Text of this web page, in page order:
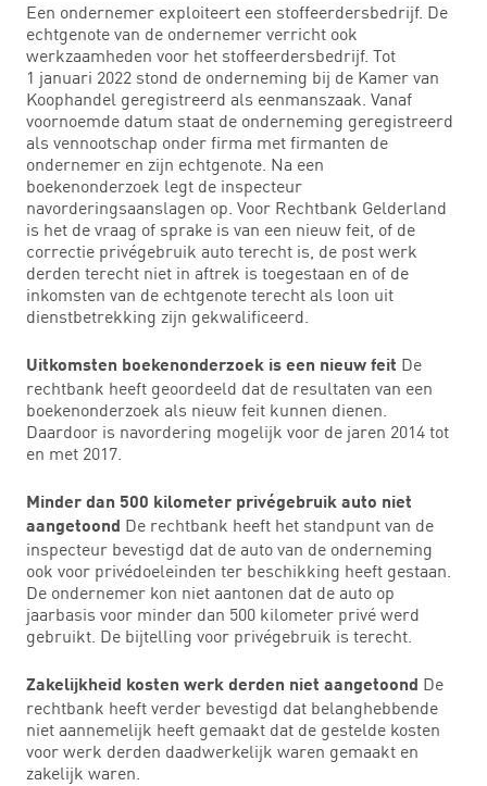
Een ondernemer exploiteert een stoffeerdersbedrijf. De
echtgenote van de ondernemer verricht ook
werkzaamheden voor het stoffeerdersbedrijf. Tot
1 januari 2022 stond de onderneming bij de Kamer van
Koophandel geregistreerd als eenmanszaak. Vanaf
voornoemde datum staat de onderneming geregistreerd
als vennootschap onder firma met firmanten de
ondernemer en zijn echtgenote. Na een
boekenonderzoek legt de inspecteur
navorderingsaanslagen op. Voor Rechtbank Gelderland
is het de vraag of sprake is van een nieuw feit, of de
correctie privégebruik auto terecht is, de post werk
derden terecht niet in aftrek is toegestaan en of de
inkomsten van de echtgenote terecht als loon uit
dienstbetrekking zijn gekwalificeerd.
Uitkomsten boekenonderzoek is een nieuw feit De
rechtbank heeft geoordeeld dat de resultaten van een
boekenonderzoek als nieuw feit kunnen dienen.
Daardoor is navordering mogelijk voor de jaren 2014 tot
en met 2017.
Minder dan 500 kilometer privégebruik auto niet
aangetoond De rechtbank heeft het standpunt van de
inspecteur bevestigd dat de auto van de onderneming
ook voor privédoeleinden ter beschikking heeft gestaan.
De ondernemer kon niet aantonen dat de auto op
jaarbasis voor minder dan 500 kilometer privé werd
gebruikt. De bijtelling voor privégebruik is terecht.
Zakelijkheid kosten werk derden niet aangetoond De
rechtbank heeft verder bevestigd dat belanghebbende
niet aannemelijk heeft gemaakt dat de gestelde kosten
voor werk derden daadwerkelijk waren gemaakt en
zakelijk waren.